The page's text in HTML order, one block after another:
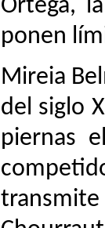
Ortega,
ponen
Mireia
del siglo
piernas
transmite